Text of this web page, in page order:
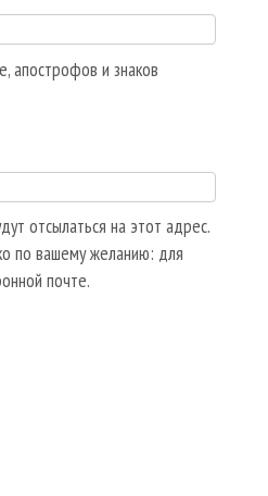
апострофов и знаков
отсылаться на этот адрес.
по вашему желанию: для
почте.